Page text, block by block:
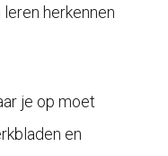
herkennen
je op moet
en